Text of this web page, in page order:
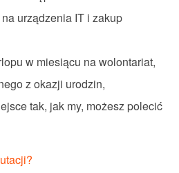
urządzenia IT i zakup
w miesiącu na wolontariat,
z okazji urodzin,
tak, jak my, możesz polecić